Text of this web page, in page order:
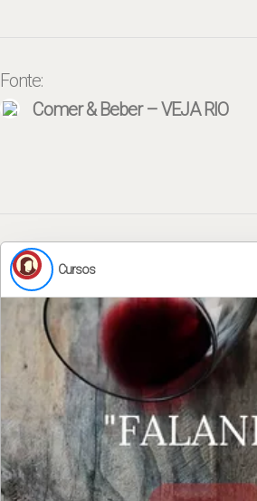
Fonte:
Comer & Beber – VEJA RIO
Cursos